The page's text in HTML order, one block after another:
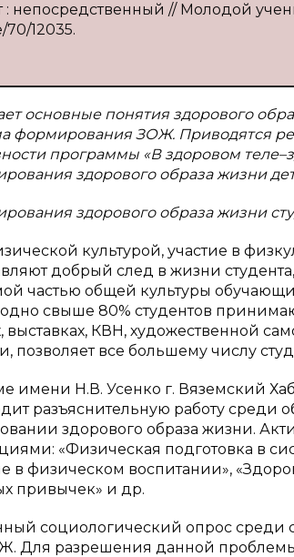
непосредственный // Молодой
12035.
основные понятия здорового
формирования ЗОЖ. Приводятся
программы «В здоровом
здорового образа жизни
здорового образа жизни
культурой, участие в
добрый след в жизни
частью общей культуры
свыше 80% студентов
выставках, КВН, художественной
позволяет все большему числу
Н.В. Усенко г. Вяземский
разъяснительную работу среди
здорового образа жизни.
«Физическая подготовка в
в физическом воспитании»,
привычек» и др.
опрос среди
Для разрешения данной